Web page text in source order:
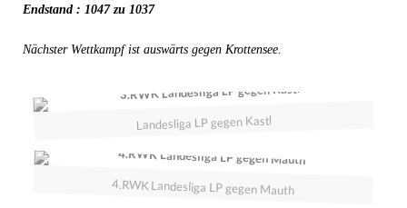
Endstand : 1047 zu 1037
Nächster Wettkampf ist auswärts gegen Krottensee.
Landesliga LP gegen Kastl
4.RWK Landesliga LP gegen Mauth